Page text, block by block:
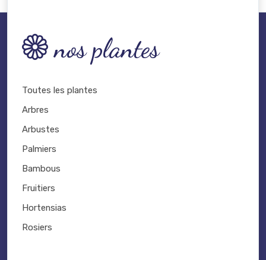
nos plantes
Toutes les plantes
Arbres
Arbustes
Palmiers
Bambous
Fruitiers
Hortensias
Rosiers